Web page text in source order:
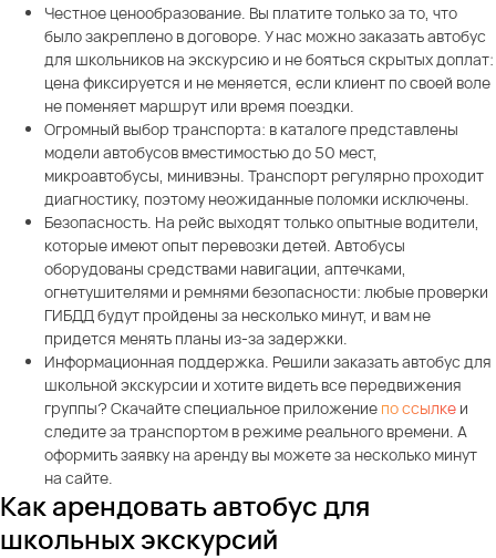
Честное ценообразование. Вы платите только за то, что
было закреплено в договоре. У нас можно заказать автобус
для школьников на экскурсию и не бояться скрытых доплат:
цена фиксируется и не меняется, если клиент по своей воле
не поменяет маршрут или время поездки.
Огромный выбор транспорта: в каталоге представлены
модели автобусов вместимостью до 50 мест,
микроавтобусы, минивэны. Транспорт регулярно проходит
диагностику, поэтому неожиданные поломки исключены.
Безопасность. На рейс выходят только опытные водители,
которые имеют опыт перевозки детей. Автобусы
оборудованы средствами навигации, аптечками,
огнетушителями и ремнями безопасности: любые проверки
ГИБДД будут пройдены за несколько минут, и вам не
придется менять планы из-за задержки.
Информационная поддержка. Решили заказать автобус для
школьной экскурсии и хотите видеть все передвижения
группы? Скачайте специальное приложение по ссылке и
следите за транспортом в режиме реального времени. А
оформить заявку на аренду вы можете за несколько минут
на сайте.
Как арендовать автобус для
школьных экскурсий